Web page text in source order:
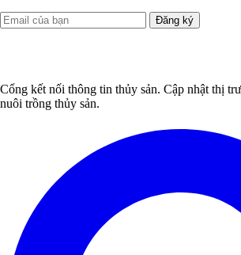
Đăng ký
Cổng kết nối thông tin thủy sản. Cập nhật thị
nuôi trồng thủy sản.